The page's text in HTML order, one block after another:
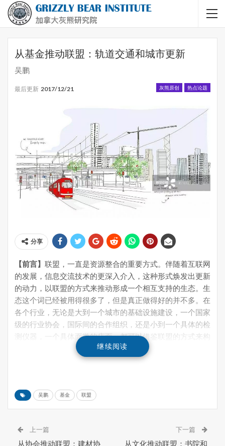
从基金推动联盟：轨道交通和城市更新
吴鹏
灰熊原创 热点论题
最后更新 2017/12/21
分享
【前言】 联盟，一直是资源整合的重要方式。伴随着互联网
的发展，信息交流技术的更深入介入，这种形式焕发出更新
的动力，以联盟的方式来推动形成一个相互支持的生态。生
态这个词已经被用得很多了，但是真正做得好的并不多。在
各个行业，无论是大到一个城市的基础设施建设，一个国家
级的行业协会，国际间的合作组织，还是小到一个具体的检
测仪器，一个具体而微的店面，都可以借鉴联盟的方式来构
筑自己的生态，在这一生态之中降低交易成本，形成新的竞
段的调研成果，欢迎持续关注：
二、从协会推动联盟：建材协会与医疗产业联盟
继续阅读
吴鹏 基金 联盟
上一篇
从协会推动联盟：建材协
下一篇
从文化推动联盟：书院和